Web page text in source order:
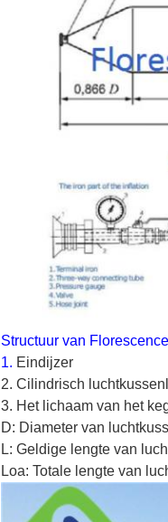
Structuur van
1. Eindijzer
2. Cilindrisch
3. Het lichaam van het
D: Diameter van
L: Geldige lengte van
Loa: Totale lengte van